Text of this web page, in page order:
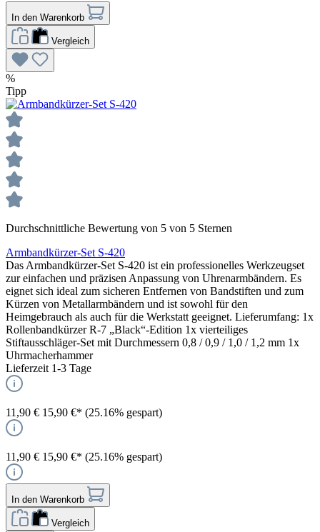
In den Warenkorb
Vergleich
%
Tipp
Durchschnittliche Bewertung von 5 von 5 Sternen
Armbandkürzer-Set S-420
Das Armbandkürzer-Set S-420 ist ein professionelles Werkzeugset
zur einfachen und präzisen Anpassung von Uhrenarmbändern. Es
eignet sich ideal zum sicheren Entfernen von Bandstiften und zum
Kürzen von Metallarmbändern und ist sowohl für den
Heimgebrauch als auch für die Werkstatt geeignet. Lieferumfang: 1x
Rollenbandkürzer R-7 „Black“-Edition 1x vierteiliges
Stiftausschläger-Set mit Durchmessern 0,8 / 0,9 / 1,0 / 1,2 mm 1x
Uhrmacherhammer
Lieferzeit 1-3 Tage
11,90 € 15,90 €* (25.16% gespart)
11,90 € 15,90 €* (25.16% gespart)
In den Warenkorb
Vergleich